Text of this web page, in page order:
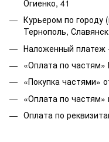
Огиенко, 41
Курьером по городу
Тернополь,
Наложенный платеж
«Оплата по частям»
«Покупка частями»
«Оплата по частям»
Оплата по